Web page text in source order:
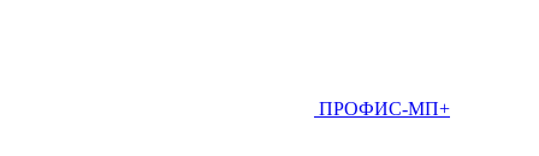
ПРОФИС-МП+